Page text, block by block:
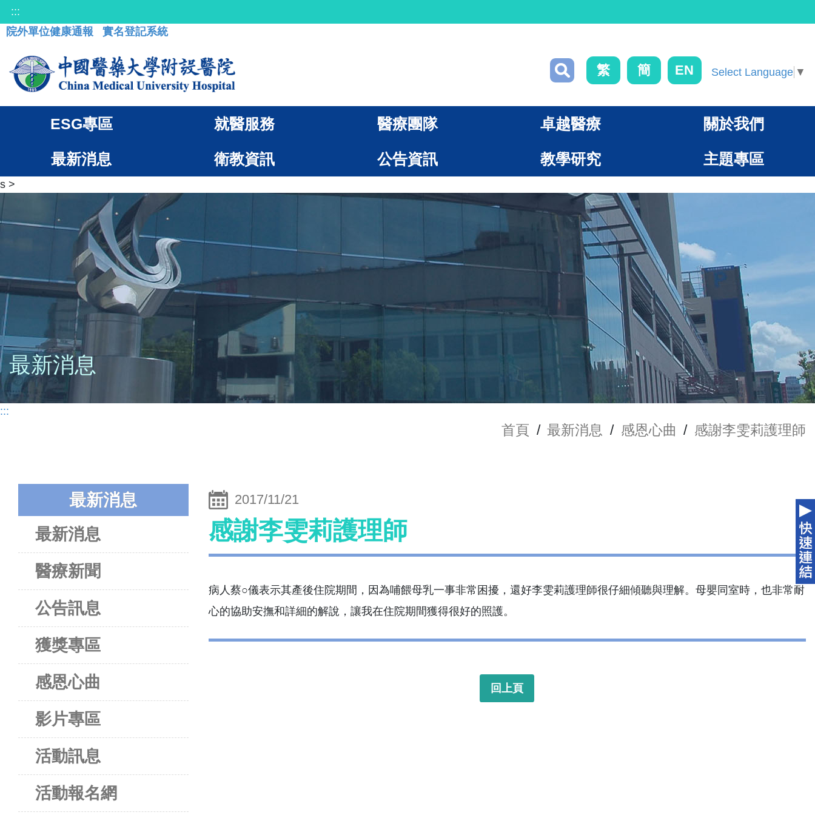
:::
院外單位健康通報
實名登記系統
繁 簡 EN Select Language ▼
ESG專區 就醫服務 醫療團隊 卓越醫療 關於我們
最新消息 衛教資訊 公告資訊 教學研究 主題專區
s >
最新消息
:::
首頁 / 最新消息 / 感恩心曲 / 感謝李雯莉護理師
最新消息
最新消息
醫療新聞
公告訊息
獲獎專區
感恩心曲
影片專區
活動訊息
活動報名網
2017/11/21
感謝李雯莉護理師
病人蔡○儀表示其產後住院期間，因為哺餵母乳一事非常困擾，還好李雯莉護理師很仔細傾聽與理解。母嬰同室時，也非常耐
心的協助安撫和詳細的解說，讓我在住院期間獲得很好的照護。
回上頁